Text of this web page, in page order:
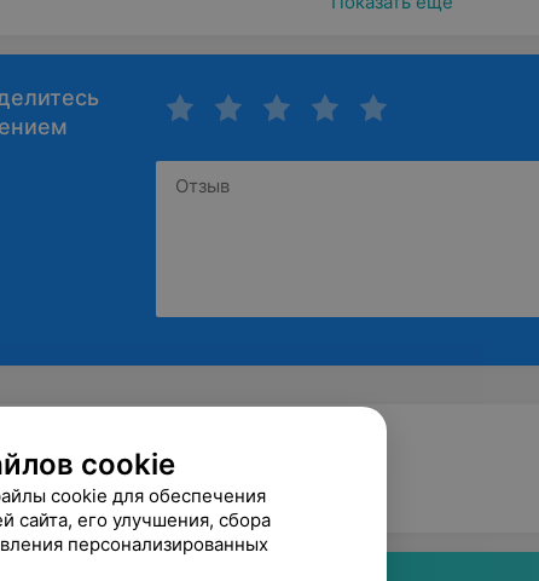
КРУГЛОСУТОЧНО
cookie
cookie для обеспечения
сайта, его улучшения, сбора
персонализированных